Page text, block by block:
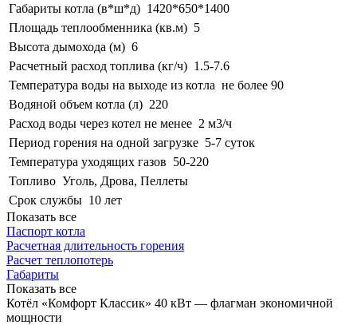
Габариты котла (в*ш*д) 1420*650*1400
Площадь теплообменника (кв.м) 5
Высота дымохода (м) 6
Расчетный расход топлива (кг/ч) 1.5-7.6
Температура воды на выходе из котла не более 90
Водяной объем котла (л) 220
Расход воды через котел не менее 2 м3/ч
Период горения на одной загрузке 5-7 суток
Температура уходящих газов 50-220
Топливо Уголь, Дрова, Пеллеты
Срок службы 10 лет
Показать все
Паспорт котла
Расчетная длительность горения
Расчет теплопотерь
Габариты
Показать все
Котёл «Комфорт Классик» 40 кВт — флагман экономичной
мощности